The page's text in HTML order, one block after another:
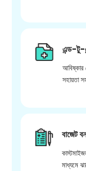
এন্ড-টু-
আবিষ্কার
সহায়তা
বাজেট
মাধ্যমে